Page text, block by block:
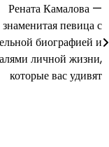
Рената Камалова —
знаменитая певица с
биографией и
личной жизни,
которые вас удивят